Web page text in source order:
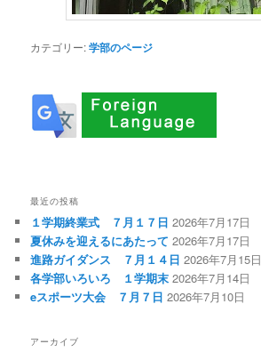
カテゴリー:学部のページ
最近の投稿
１学期終業式 ７月１７日 2026年7月17日
夏休みを迎えるにあたって 2026年7月17日
進路ガイダンス ７月１４日 2026年7月15日
各学部いろいろ １学期末 2026年7月14日
eスポーツ大会 ７月７日 2026年7月10日
アーカイブ